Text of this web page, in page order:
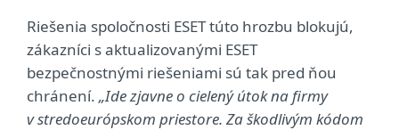
Riešenia spoločnosti ESET túto hrozbu blokujú,
zákazníci s aktualizovanými ESET
bezpečnostnými riešeniami sú tak pred ňou
chránení. „Ide zjavne o cielený útok na firmy
v stredoeurópskom priestore. Za škodlivým kódom